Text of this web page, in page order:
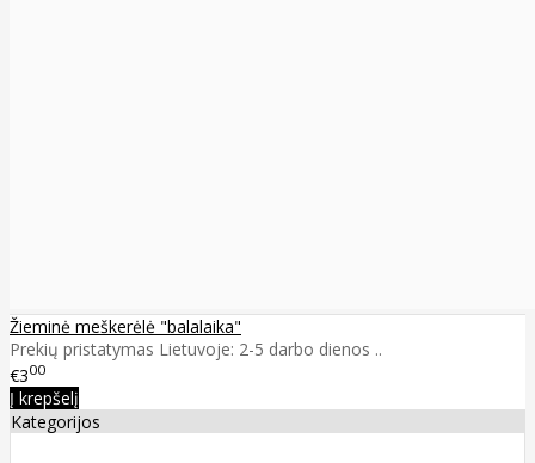
Žieminė meškerėlė "balalaika"
Prekių pristatymas Lietuvoje: 2-5 darbo dienos ..
€300
Į krepšelį
Kategorijos